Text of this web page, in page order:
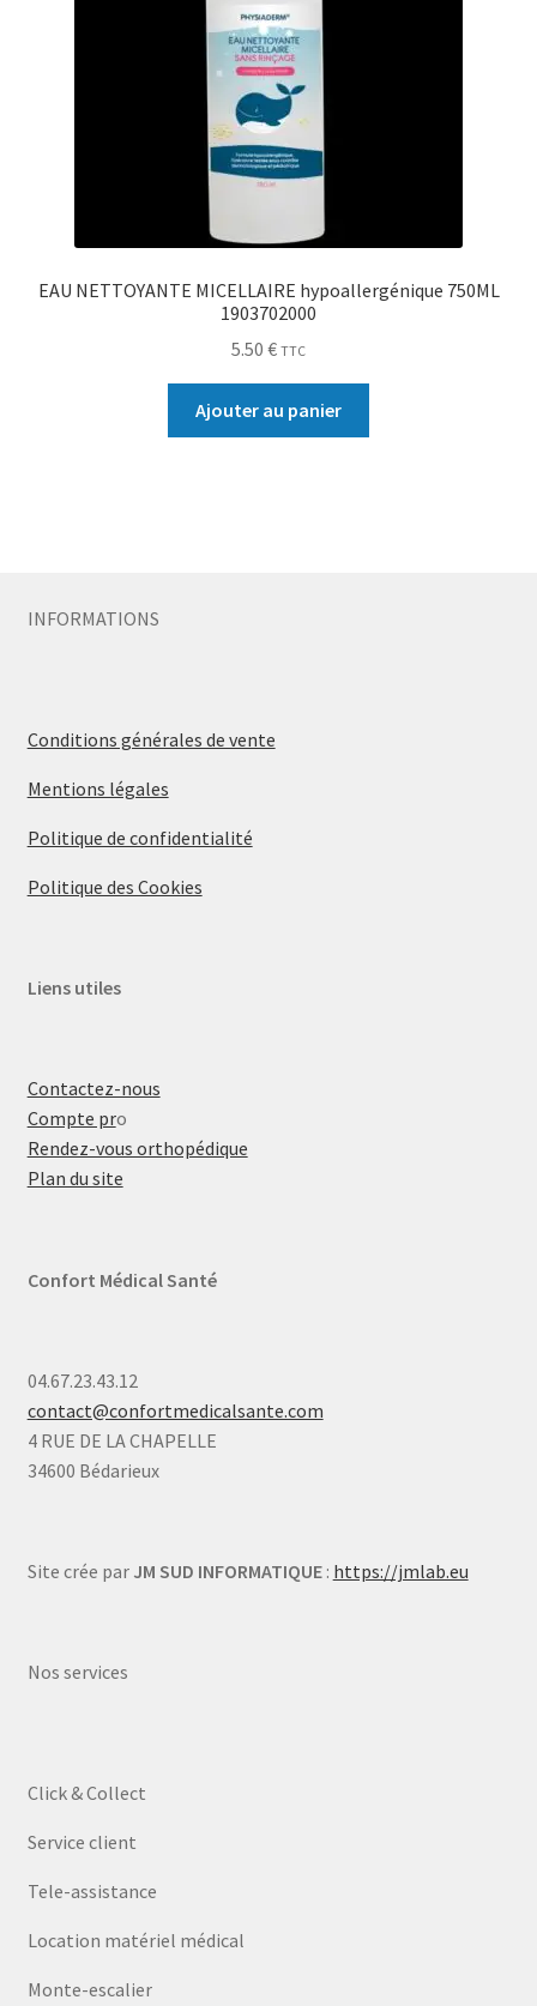
EAU NETTOYANTE MICELLAIRE hypoallergénique 750ML
1903702000
5.50 € TTC
Ajouter au panier
INFORMATIONS
Conditions générales de vente
Mentions légales
Politique de confidentialité
Politique des Cookies
Liens utiles
Contactez-nous
Compte pro
Rendez-vous orthopédique
Plan du site
Confort Médical Santé
04.67.23.43.12
contact@confortmedicalsante.com
4 RUE DE LA CHAPELLE
34600 Bédarieux
Site crée par JM SUD INFORMATIQUE: https://jmlab.eu
Nos services
Click & Collect
Service client
Tele-assistance
Location matériel médical
Monte-escalier